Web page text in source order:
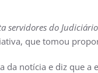
servidores do
que tomou
da notícia e diz que a